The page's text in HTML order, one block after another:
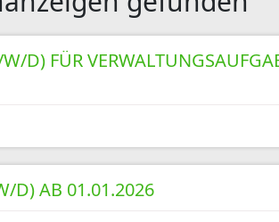
D) FÜR
D) AB 01.01.2026